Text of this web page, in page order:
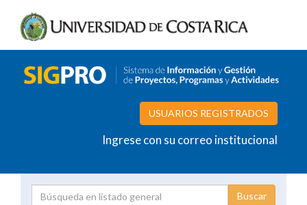
USUARIOS REGISTRADOS
Ingrese con su correo institucional